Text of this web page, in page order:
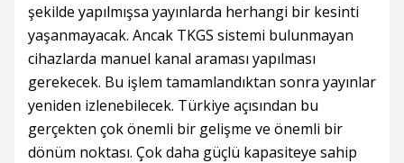
şekilde yapılmışsa yayınlarda herhangi bir kesinti
yaşanmayacak. Ancak TKGS sistemi bulunmayan
cihazlarda manuel kanal araması yapılması
gerekecek. Bu işlem tamamlandıktan sonra yayınlar
yeniden izlenebilecek. Türkiye açısından bu
gerçekten çok önemli bir gelişme ve önemli bir
dönüm noktası. Çok daha güçlü kapasiteye sahip